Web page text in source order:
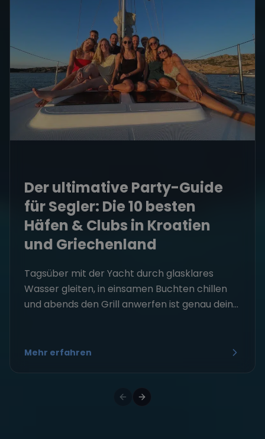
Der ultimative Party-Guide
für Segler: Die 10 besten
Häfen & Clubs in Kroatien
und Griechenland
Tagsüber mit der Yacht durch glasklares
Wasser gleiten, in einsamen Buchten chillen
und abends den Grill anwerfen ist genau dein...
Mehr erfahren